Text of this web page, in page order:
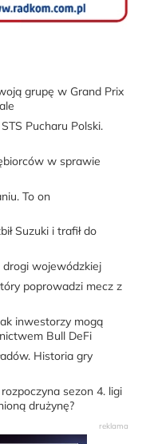
grupę w Grand Prix
Pucharu Polski.
w sprawie
To on
Suzuki i trafił do
wojewódzkiej
poprowadzi mecz z
inwestorzy mogą
Bull DeFi
Historia gry
sezon 4. ligi
drużynę?